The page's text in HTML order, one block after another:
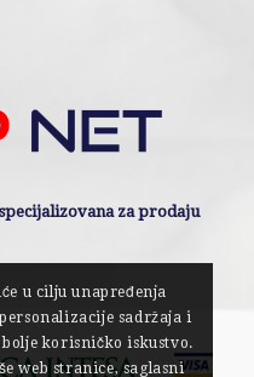
za prodaju
u cilju unapređenja
sadržaja i
korisničko iskustvo.
web stranice, saglasni